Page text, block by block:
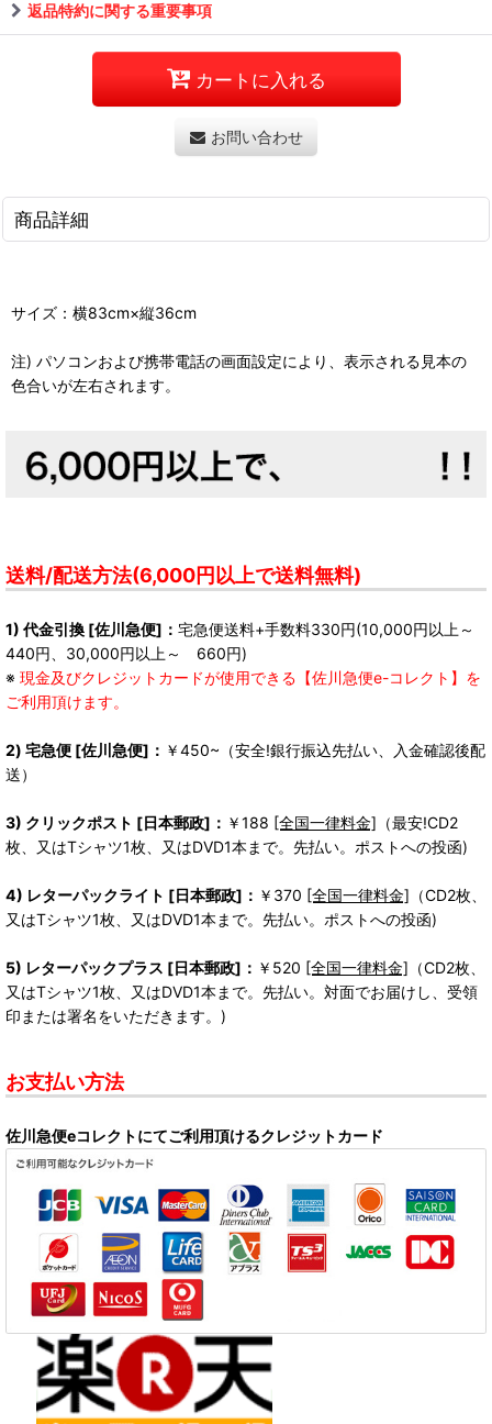
返品特約に関する重要事項
カートに入れる
お問い合わせ
商品詳細
サイズ：横83cm×縦36cm
注) パソコンおよび携帯電話の画面設定により、表示される見本の
色合いが左右されます。
送料/配送方法(6,000円以上で送料無料)
1) 代金引換 [佐川急便]： 宅急便送料+手数料330円(10,000円以上～
440円、30,000円以上～ 660円)
※ 現金及びクレジットカードが使用できる【佐川急便e-コレクト】を
ご利用頂けます。
2) 宅急便 [佐川急便]： ￥450~（安全!銀行振込先払い、入金確認後配
送）
3) クリックポスト [日本郵政]： ￥188 [全国一律料金] （最安!CD2
枚、又はTシャツ1枚、又はDVD1本まで。先払い。ポストへの投函)
4) レターパックライト [日本郵政]： ￥370 [全国一律料金] （CD2枚、
又はTシャツ1枚、又はDVD1本まで。先払い。ポストへの投函)
5) レターパックプラス [日本郵政]： ￥520 [全国一律料金] （CD2枚、
又はTシャツ1枚、又はDVD1本まで。先払い。対面でお届けし、受領
印または署名をいただきます。)
お支払い方法
佐川急便eコレクトにてご利用頂けるクレジットカード